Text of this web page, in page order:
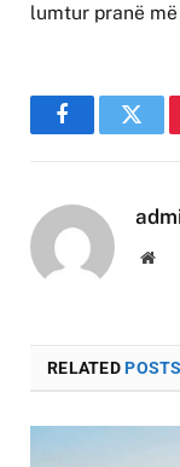
lumtur pranë
Facebook
RELATEDPOSTS